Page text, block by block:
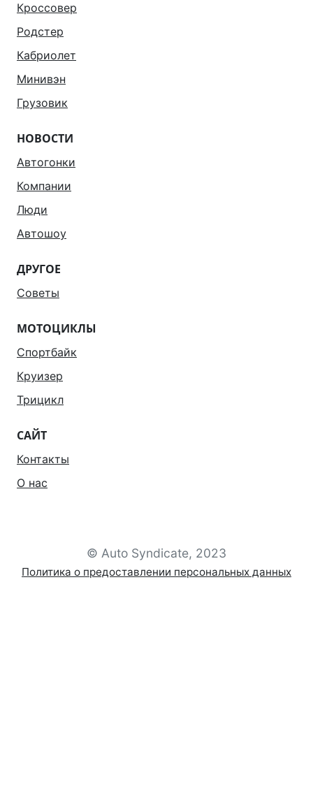
Кроссовер
Родстер
Кабриолет
Минивэн
Грузовик
НОВОСТИ
Автогонки
Компании
Люди
Автошоу
ДРУГОЕ
Советы
МОТОЦИКЛЫ
Спортбайк
Круизер
Трицикл
САЙТ
Контакты
О нас
© Auto Syndicate, 2023
Политика о предоставлении персональных данных